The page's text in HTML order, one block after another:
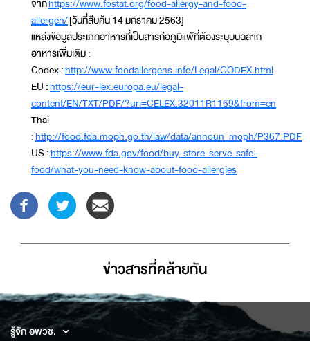
จากhttps://www.fostat.org/food-allergy-and-food-
allergen/[วันที่สืบค้น 14 มกราคม 2563]
แหล่งข้อมูลประเภทอาหารที่เป็นสารก่อภูมิแพ้ที่ต้องระบุบนฉลาก
อาหารเพิ่มเติม :
Codex :http://www.foodallergens.info/Legal/CODEX.html
EU :https://eur-lex.europa.eu/legal-
content/EN/TXT/PDF/?uri=CELEX:32011R1169&from=en
Thai
:http://food.fda.moph.go.th/law/data/announ_moph/P367.PDF
US :https://www.fda.gov/food/buy-store-serve-safe-
food/what-you-need-know-about-food-allergies
ข่าวสารที่่คล้ายกัน
รู้จัก อพวช.